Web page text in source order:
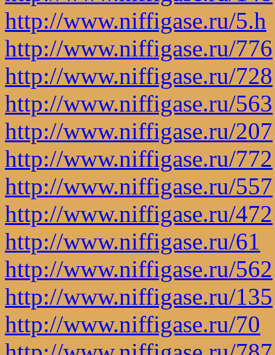
http://www.niffigase.ru/5.h
http://www.niffigase.ru/776
http://www.niffigase.ru/728
http://www.niffigase.ru/563
http://www.niffigase.ru/207
http://www.niffigase.ru/772
http://www.niffigase.ru/557
http://www.niffigase.ru/472
http://www.niffigase.ru/61
http://www.niffigase.ru/562
http://www.niffigase.ru/135
http://www.niffigase.ru/70